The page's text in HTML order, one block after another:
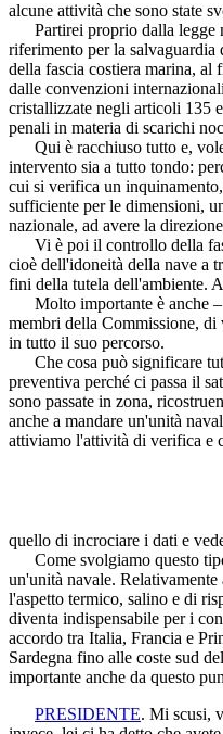
alcune attività che sono state
Partirei proprio dalla legge
riferimento per la
della fascia costiera marina,
dalle convenzioni
cristallizzate negli articoli 135
penali in materia di scarichi
Qui è racchiuso tutto e,
intervento sia a tutto tondo:
cui si verifica un
sufficiente per le dimensioni,
nazionale, ad avere la
Vi è poi il controllo della
cioè dell'idoneità della nave a
fini della tutela dell'ambiente.
Molto importante è anche –
membri della Commissione,
in tutto il suo percorso.
Che cosa può significare
preventiva perché ci passa il
sono passate in zona,
anche a mandare un'unità
attiviamo l'attività di verifica e
quello di incrociare i dati e
Come svolgiamo questo
un'unità navale.
l'aspetto termico, salino e di
diventa indispensabile per i
accordo tra Italia, Francia e
Sardegna fino alle coste sud
importante anche da questo
PRESIDENTE. Mi scusi,